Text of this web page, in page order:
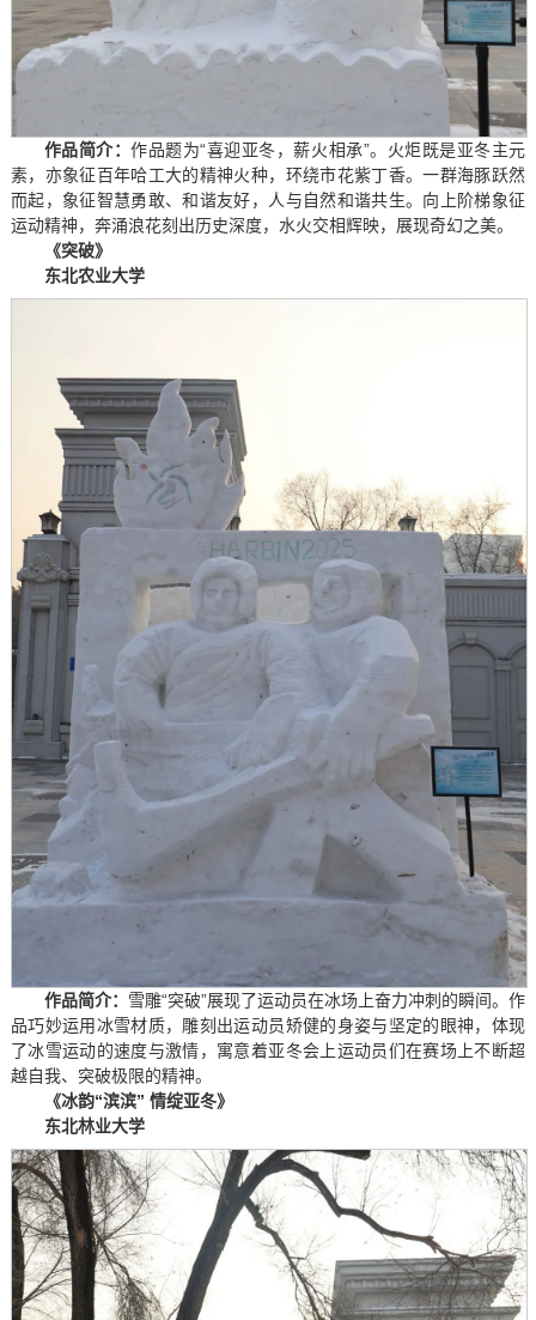
作品简介：作品题为“喜迎亚冬，薪火相承”。火炬既是亚冬主元
素，亦象征百年哈工大的精神火种，环绕市花紫丁香。一群海豚跃然
而起，象征智慧勇敢、和谐友好，人与自然和谐共生。向上阶梯象征
运动精神，奔涌浪花刻出历史深度，水火交相辉映，展现奇幻之美。
《突破》
东北农业大学
作品简介： 雪雕“突破”展现了运动员在冰场上奋力冲刺的瞬间。作
品巧妙运用冰雪材质，雕刻出运动员矫健的身姿与坚定的眼神，体现
了冰雪运动的速度与激情，寓意着亚冬会上运动员们在赛场上不断超
越自我、突破极限的精神。
《冰韵“滨滨” 情绽亚冬》
东北林业大学